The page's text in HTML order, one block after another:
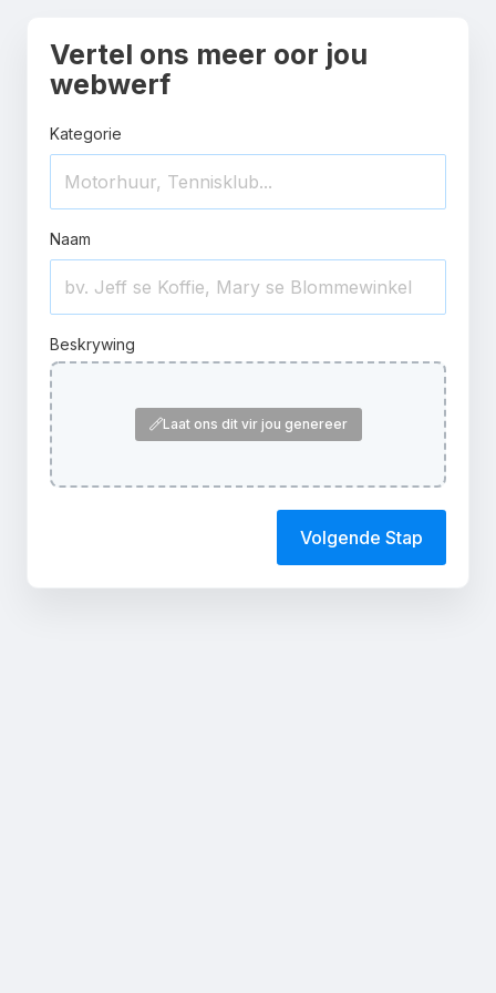
Vertel ons meer oor jou
webwerf
Kategorie
Naam
Beskrywing
Laat ons dit vir jou genereer
Volgende Stap